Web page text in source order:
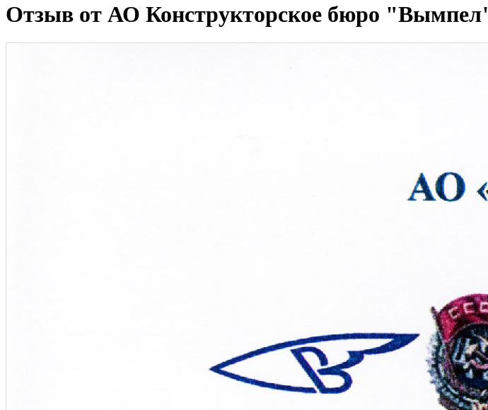
Отзыв от АО Конструкторское бюро